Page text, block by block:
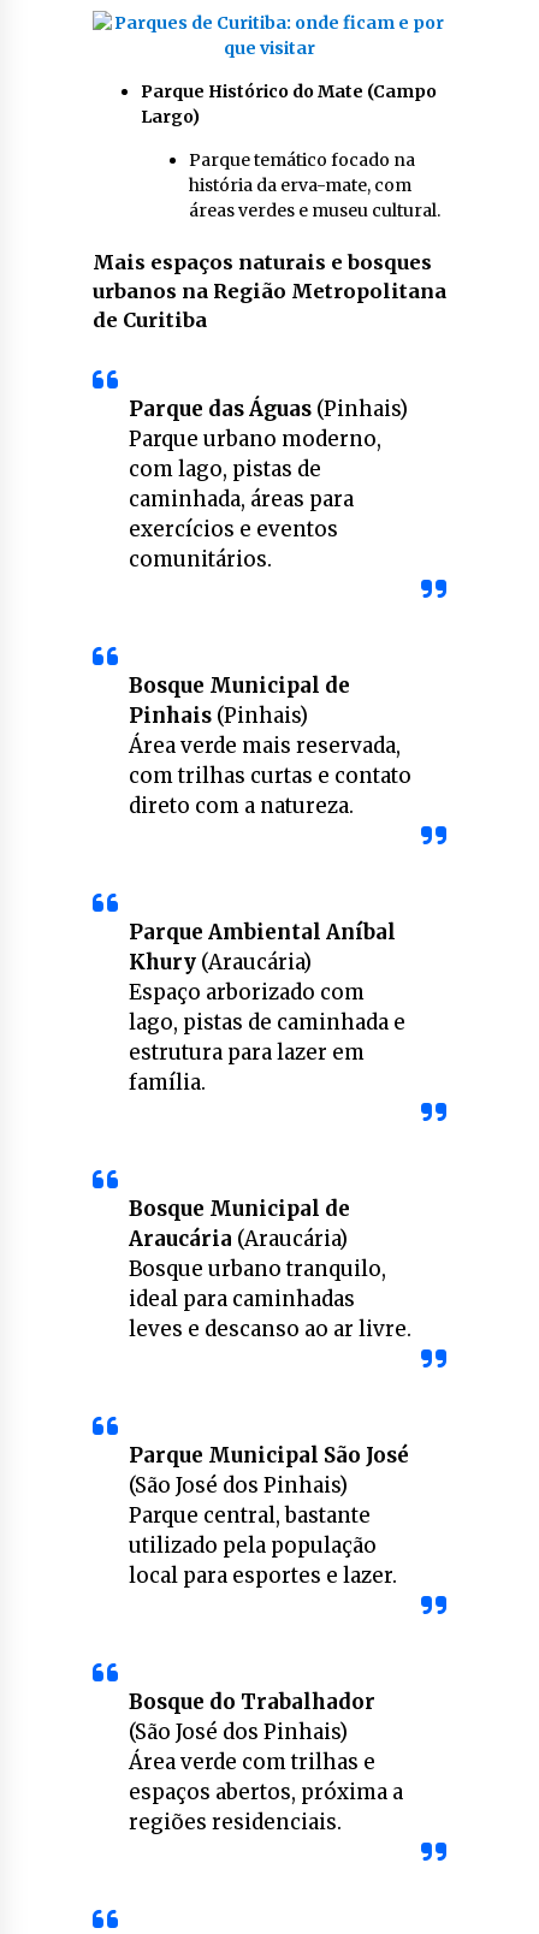
Parque Histórico do Mate (Campo
Largo)
Parque temático focado na
história da erva-mate, com
áreas verdes e museu cultural.
Mais espaços naturais e bosques
urbanos na Região Metropolitana
de Curitiba
Parque das Águas(Pinhais)
Parque urbano moderno,
com lago, pistas de
caminhada, áreas para
exercícios e eventos
comunitários.
Bosque Municipal de
Pinhais(Pinhais)
Área verde mais reservada,
com trilhas curtas e contato
direto com a natureza.
Parque Ambiental Aníbal
Khury(Araucária)
Espaço arborizado com
lago, pistas de caminhada e
estrutura para lazer em
família.
Bosque Municipal de
Araucária (Araucária)
Bosque urbano tranquilo,
ideal para caminhadas
leves e descanso ao ar livre.
Parque Municipal São José
(São José dos Pinhais)
Parque central, bastante
utilizado pela população
local para esportes e lazer.
Bosque do Trabalhador
(São José dos Pinhais)
Área verde com trilhas e
espaços abertos, próxima a
regiões residenciais.